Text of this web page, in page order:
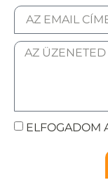
ELFOGADOM